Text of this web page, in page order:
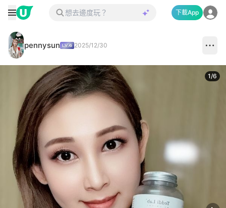
下載App
pennysun 2025/12/30
1/6